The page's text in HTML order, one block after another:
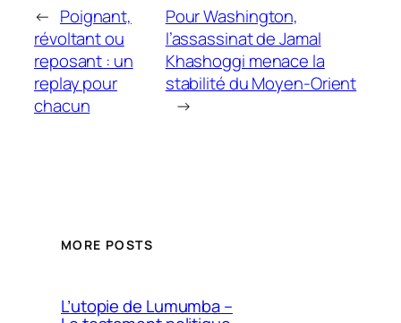
← Poignant,
révoltant ou
reposant : un
replay pour
chacun
Pour Washington,
l’assassinat de Jamal
Khashoggi menace la
stabilité du Moyen-Orient
→
MORE POSTS
L’utopie de Lumumba –